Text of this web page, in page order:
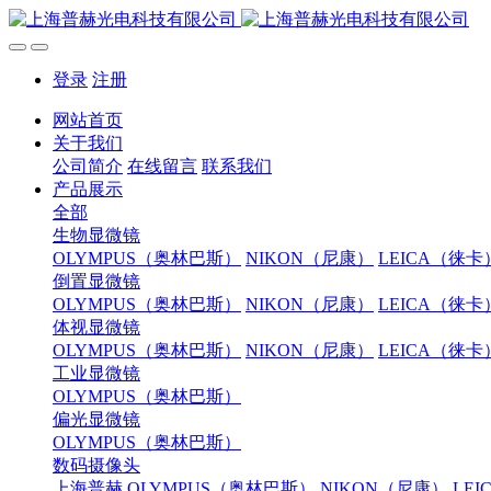
登录 注册
网站首页
关于我们
公司简介 在线留言 联系我们
产品展示
全部
生物显微镜
OLYMPUS（奥林巴斯）
NIKON（尼康）
LEICA（徕卡）
倒置显微镜
OLYMPUS（奥林巴斯）
NIKON（尼康）
LEICA（徕卡）
体视显微镜
OLYMPUS（奥林巴斯）
NIKON（尼康）
LEICA（徕卡）
工业显微镜
OLYMPUS（奥林巴斯）
偏光显微镜
OLYMPUS（奥林巴斯）
数码摄像头